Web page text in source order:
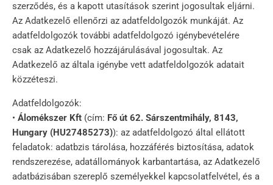
szerződés, és a kapott utasítások szerint jogosultak eljárni.
Az Adatkezelő ellenőrzi az adatfeldolgozók munkáját. Az
adatfeldolgozók további adatfeldolgozó igénybevételére
csak az Adatkezelő hozzájárulásával jogosultak. Az
Adatkezelő az általa igénybe vett adatfeldolgozók adatait
közzéteszi.
Adatfeldolgozók:
• Álomékszer Kft (cím: Fő út 62. Sárszentmihály, 8143,
Hungary (HU27485273)): az adatfeldolgozó által ellátott
feladatok: adatbzis tárolása, hozzáférés biztosítása, adatok
rendszerezése, adatállományok karbantartása, az Adatkezelő
adatbázisában szereplő személyekkel kapcsolatfelvétel, és a